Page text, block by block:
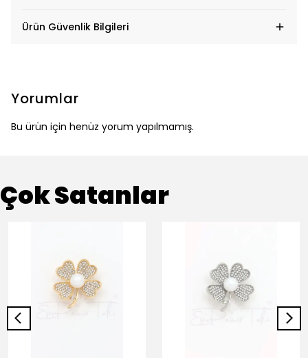
Ürün Güvenlik Bilgileri
Yorumlar
Bu ürün için henüz yorum yapılmamış.
Çok Satanlar